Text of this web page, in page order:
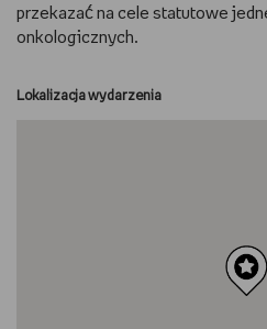
przekazać́ na cele statutowe
onkologicznych.
Lokalizacja wydarzenia